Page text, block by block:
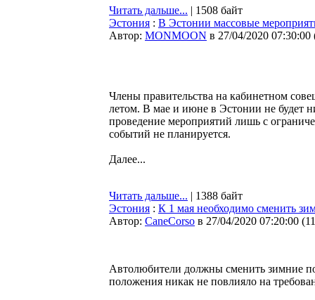
Читать дальше... | 1508 байт
Эстония : В Эстонии массовые
Автор: MONMOON в 27/04/2020 07:30:00
Члены правительства на кабинетном
летом. В мае и июне в Эстонии не будет
проведение мероприятий лишь с
событий не планируется.
Далее...
Читать дальше... | 1388 байт
Эстония : К 1 мая необходимо сменить
Автор: CaneCorso в 27/04/2020 07:20:00 (
Автолюбители должны сменить зимние
положения никак не повлияло на